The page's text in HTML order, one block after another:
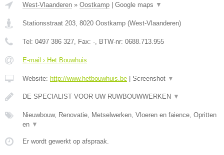
West-Vlaanderen » Oostkamp Google maps ▼
Stationsstraat 203 8020 Oostkamp (West-Vlaanderen)
Tel: 0497 386 327 , Fax: - , BTW-nr: 0688.713.955
E-mail › Het Bouwhuis
Website: http://www.hetbouwhuis.be Screenshot ▼
DE SPECIALIST VOOR UW RUWBOUWWERKEN ▼
Nieuwbouw, Renovatie, Metselwerken, Vloeren en faience, Opritten
en ▼
Er wordt gewerkt op afspraak.